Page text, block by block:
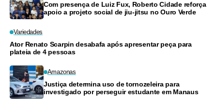
Com presença de Luiz Fux, Roberto Cidade reforça
apoio a projeto social de jiu-jitsu no Ouro Verde
Variedades
Ator Renato Scarpin desabafa após apresentar peça para
plateia de 4 pessoas
Amazonas
Justiça determina uso de tornozeleira para
investigado por perseguir estudante em Manaus